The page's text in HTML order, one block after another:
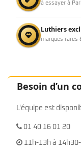
à essayer à
Luthiers
marques rares
Besoin d’un
L'équipe est
01 40 16 01 20
11h-13h à